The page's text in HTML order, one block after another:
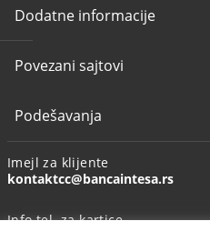
Dodatne informacije
Povezani sajtovi
Podešavanja
Imejl za klijente
kontaktcc@bancaintesa.rs
Info tel. za kartice